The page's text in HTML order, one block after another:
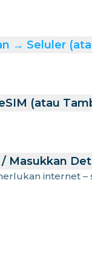
→ Seluler
(atau
Masukkan
internet